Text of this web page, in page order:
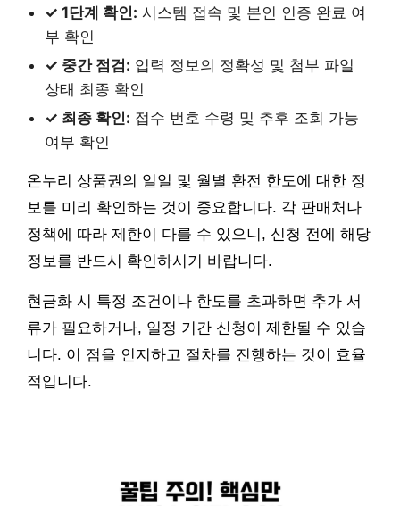
✓ 1단계 확인: 시스템 접속 및 본인 인증 완료 여
부 확인
✓ 중간 점검: 입력 정보의 정확성 및 첨부 파일
상태 최종 확인
✓ 최종 확인: 접수 번호 수령 및 추후 조회 가능
여부 확인
온누리 상품권의 일일 및 월별 환전 한도에 대한 정
보를 미리 확인하는 것이 중요합니다. 각 판매처나
정책에 따라 제한이 다를 수 있으니, 신청 전에 해당
정보를 반드시 확인하시기 바랍니다.
현금화 시 특정 조건이나 한도를 초과하면 추가 서
류가 필요하거나, 일정 기간 신청이 제한될 수 있습
니다. 이 점을 인지하고 절차를 진행하는 것이 효율
적입니다.